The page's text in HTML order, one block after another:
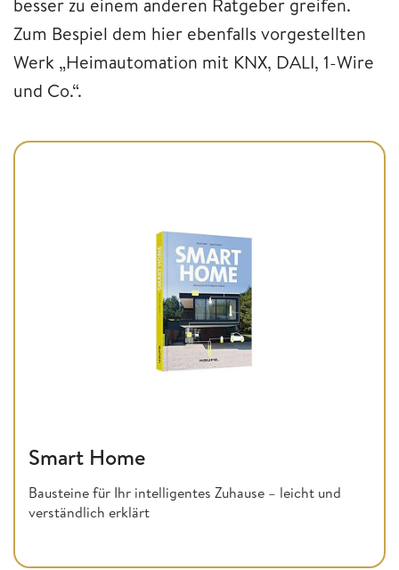
besser zu einem anderen Ratgeber greifen.
Zum Bespiel dem hier ebenfalls vorgestellten
Werk „Heimautomation mit KNX, DALI, 1-Wire
und Co.“.
Smart Home
Bausteine für Ihr intelligentes Zuhause – leicht und
verständlich erklärt